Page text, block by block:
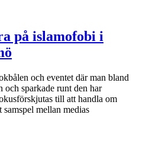
på islamofobi i
och eventet där man bland
och sparkade runt den har
till att handla om
mellan medias